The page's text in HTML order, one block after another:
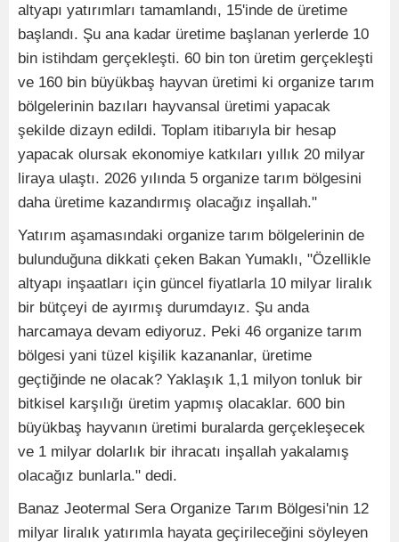
altyapı yatırımları tamamlandı, 15'inde de üretime
başlandı. Şu ana kadar üretime başlanan yerlerde 10
bin istihdam gerçekleşti. 60 bin ton üretim gerçekleşti
ve 160 bin büyükbaş hayvan üretimi ki organize tarım
bölgelerinin bazıları hayvansal üretimi yapacak
şekilde dizayn edildi. Toplam itibarıyla bir hesap
yapacak olursak ekonomiye katkıları yıllık 20 milyar
liraya ulaştı. 2026 yılında 5 organize tarım bölgesini
daha üretime kazandırmış olacağız inşallah."
Yatırım aşamasındaki organize tarım bölgelerinin de
bulunduğuna dikkati çeken Bakan Yumaklı, "Özellikle
altyapı inşaatları için güncel fiyatlarla 10 milyar liralık
bir bütçeyi de ayırmış durumdayız. Şu anda
harcamaya devam ediyoruz. Peki 46 organize tarım
bölgesi yani tüzel kişilik kazananlar, üretime
geçtiğinde ne olacak? Yaklaşık 1,1 milyon tonluk bir
bitkisel karşılığı üretim yapmış olacaklar. 600 bin
büyükbaş hayvanın üretimi buralarda gerçekleşecek
ve 1 milyar dolarlık bir ihracatı inşallah yakalamış
olacağız bunlarla." dedi.
Banaz Jeotermal Sera Organize Tarım Bölgesi'nin 12
milyar liralık yatırımla hayata geçirileceğini söyleyen